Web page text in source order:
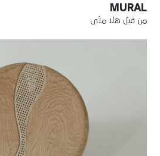
MURAL
من قبل هلا متّى